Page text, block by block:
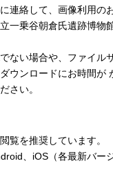
連絡して、画像利用の
一乗谷朝倉氏遺跡博物
ない場合や、ファイル
ウンロードにお時間が
さい。
覧を推奨しています。
、iOS（各最新バー